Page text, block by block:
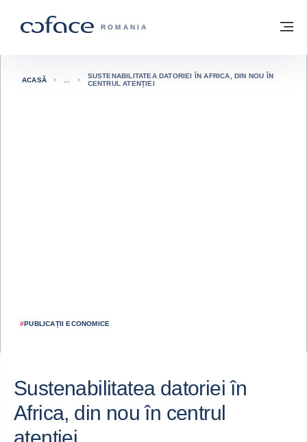
COFACE FOR TRADE - WEBSITE GRUP
ROMANIA
Înapoi la pagina de start
#PUBLICAȚII ECONOMICE
ACASĂ
SUSTENABILITATEA DATORIEI ÎN AFRICA, DIN NOU ÎN
CENTRUL ATENȚIEI
Sustenabilitatea datoriei în
Africa, din nou în centrul